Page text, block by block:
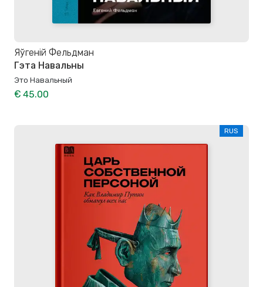
Яўгеній Фельдман
Гэта Навальны
Это Навальный
€ 45.00
RUS